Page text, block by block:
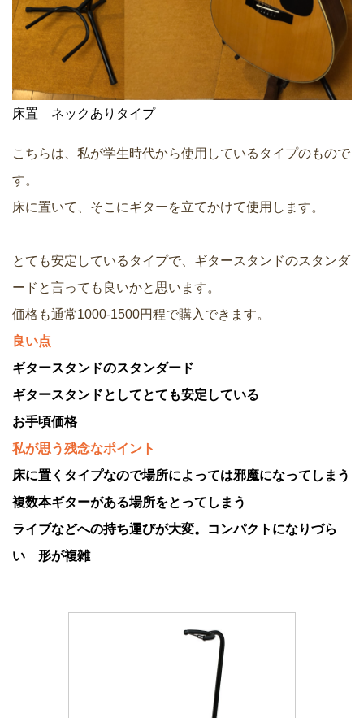
床置 ネックありタイプ
こちらは、私が学生時代から使用しているタイプのもので
す。
床に置いて、そこにギターを立てかけて使用します。
とても安定しているタイプで、ギタースタンドのスタンダ
ードと言っても良いかと思います。
価格も通常1000-1500円程で購入できます。
良い点
ギタースタンドのスタンダード
ギタースタンドとしてとても安定している
お手頃価格
私が思う残念なポイント
床に置くタイプなので場所によっては邪魔になってしまう
複数本ギターがある場所をとってしまう
ライブなどへの持ち運びが大変。コンパクトになりづら
い 形が複雑